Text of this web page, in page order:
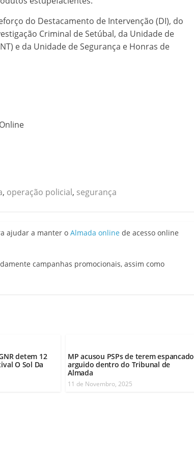
do Destacamento de Intervenção (DI), do
Criminal de Setúbal, da Unidade de
e da Unidade de Segurança e Honras de
, operação policial, segurança
ajudar a manter o Almada online de acesso online
campanhas promocionais, assim como
detem 12
O Sol Da
MP acusou PSPs de terem espancado
arguido dentro do Tribunal de
Almada
11 de Novembro, 2025